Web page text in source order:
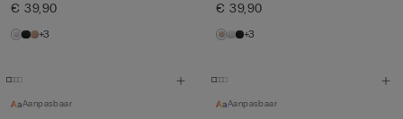
€ 39,90
+3
€ 39,90
+3
Aanpasbaar Aanpasbaar